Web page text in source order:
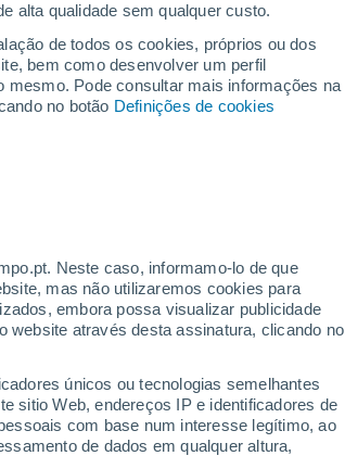
alta qualidade sem qualquer custo.
de todos os cookies, próprios ou dos
bem como desenvolver um perfil
mesmo. Pode consultar mais informações na
no botão Definições de cookies
Neste caso, informamo-lo de que
mas não utilizaremos cookies para
embora possa visualizar publicidade
website através desta assinatura, clicando no
únicos ou tecnologias semelhantes
sitio Web, endereços IP e identificadores de
com base num interesse legítimo, ao
de dados em qualquer altura,
31°
26°